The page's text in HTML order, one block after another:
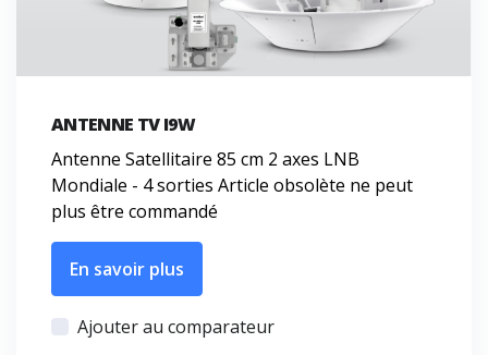
ANTENNE TV I9W
Antenne Satellitaire 85 cm 2 axes LNB
Mondiale - 4 sorties Article obsolète ne peut
plus être commandé
En savoir plus
Ajouter au comparateur